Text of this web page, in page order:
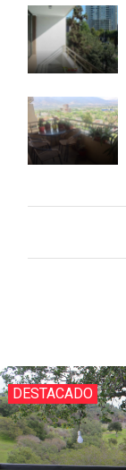
DESTACADO